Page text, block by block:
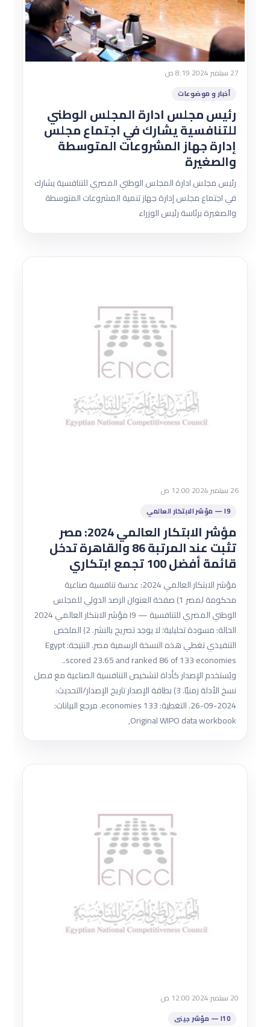
27 سبتمبر 2024 8:19 ص
أخبار و موضوعات
رئيس مجلس ادارة المجلس الوطني
للتنافسية يشارك في اجتماع مجلس
إدارة جهاز المشروعات المتوسطة
والصغيرة
رئيس مجلس ادارة المجلس الوطني المصري للتنافسية يشارك
في اجتماع مجلس إدارة جهاز تنمية المشروعات المتوسطة
والصغيرة برئاسة رئيس الوزراء
26 سبتمبر 2024 12:00 ص
I9 — مؤشر الابتكار العالمي
مؤشر الابتكار العالمي 2024: مصر
تثبت عند المرتبة 86 والقاهرة تدخل
قائمة أفضل 100 تجمع ابتكاري
مؤشر الابتكار العالمي 2024: عدسة تنافسية صناعية
محكومة لمصر 1) صفحة العنوان الرصد الدولي للمجلس
الوطني المصري للتنافسية — I9 مؤشر الابتكار العالمي 2024
الحالة: مسودة تحليلية؛ لا يوجد تصريح بالنشر. 2) الملخص
التنفيذي تغطي هذه النسخة الرسمية مصر. النتيجة: Egypt
scored 23.65 and ranked 86 of 133 economies..
ويُستخدم الإصدار كأداة لتشخيص التنافسية الصناعية مع فصل
نسخ الأدلة زمنيًا. 3) بطاقة الإصدار تاريخ الإصدار/التحديث:
2024-09-26. التغطية: 133 economies. مرجع البيانات:
Original WIPO data workbook,
20 سبتمبر 2024 12:00 ص
I10 — مؤشر جينى